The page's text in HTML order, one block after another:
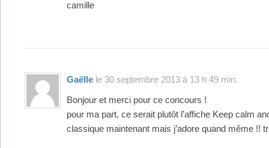
camille
Gaëlle le 30 septembre 2013 à 13 h 49 min.
Bonjour et merci pour ce concours !
pour ma part, ce serait plutôt l’affiche Keep calm
classique maintenant mais j’adore quand même !!